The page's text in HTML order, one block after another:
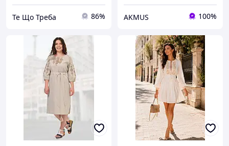
Те Що Треба 86% AKMUS 100%